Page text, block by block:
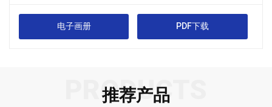
电子画册 PDF下载
推荐产品
PRODUCTS